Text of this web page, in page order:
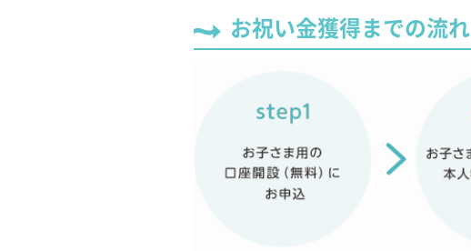
お祝い金獲得までの流れ